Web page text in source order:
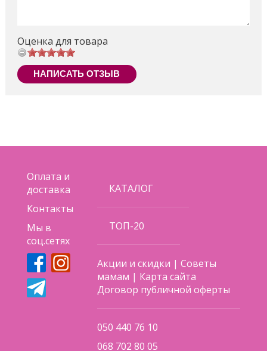
Оценка для товара
НАПИСАТЬ ОТЗЫВ
Оплата и
доставка
Контакты
Мы в
соц.сетях
КАТАЛОГ
ТОП-20
Акции и скидки |Советы
мамам | Карта сайта
Договор публичной оферты
050 440 76 10
068 702 80 05